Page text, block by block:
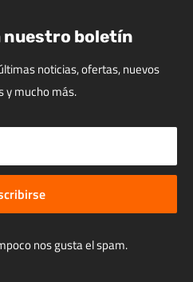
nuestro boletín
noticias, ofertas, nuevos
y mucho más.
nos gusta el spam.